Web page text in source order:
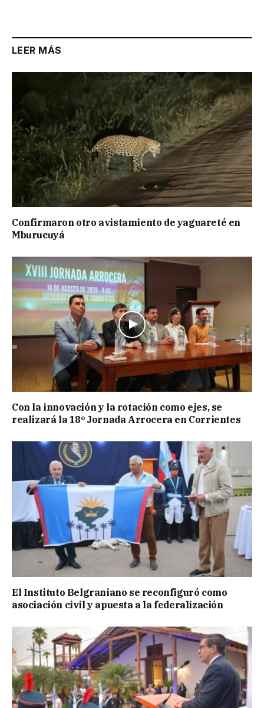
LEER MÁS
Confirmaron otro avistamiento de yaguareté en
Mburucuyá
Con la innovación y la rotación como ejes, se
realizará la 18º Jornada Arrocera en Corrientes
El Instituto Belgraniano se reconfiguró como
asociación civil y apuesta a la federalización